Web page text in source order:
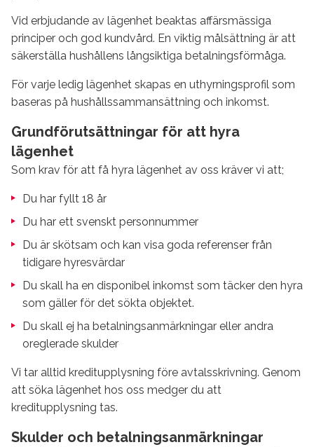
Vid erbjudande av lägenhet beaktas affärsmässiga
principer och god kundvård. En viktig målsättning är att
säkerställa hushållens långsiktiga betalningsförmåga.
För varje ledig lägenhet skapas en uthyrningsprofil som
baseras på hushållssammansättning och inkomst.
Grundförutsättningar för att hyra
lägenhet
Som krav för att få hyra lägenhet av oss kräver vi att;
Du har fyllt 18 år
Du har ett svenskt personnummer
Du är skötsam och kan visa goda referenser från
tidigare hyresvärdar
Du skall ha en disponibel inkomst som täcker den hyra
som gäller för det sökta objektet.
Du skall ej ha betalningsanmärkningar eller andra
oreglerade skulder
Vi tar alltid kreditupplysning före avtalsskrivning. Genom
att söka lägenhet hos oss medger du att
kreditupplysning tas.
Skulder och betalningsanmärkningar